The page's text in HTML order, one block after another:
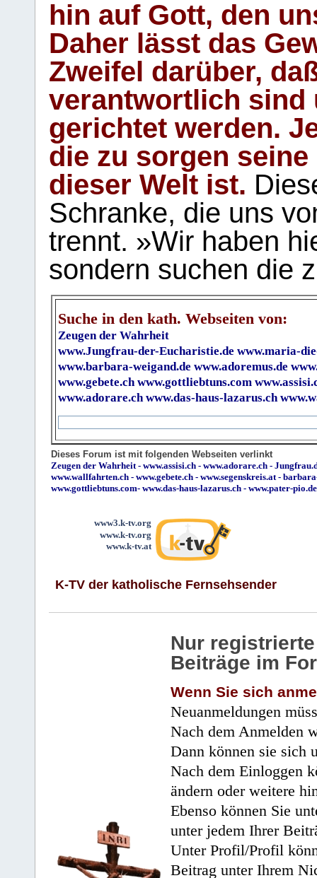
hin auf Gott, den
Daher lässt das
Zweifel darüber,
verantwortlich sind
gerichtet werden.
die zu sorgen
dieser Welt ist.
Schranke, die uns
trennt. »Wir haben
sondern suchen die
Suche in den kath. Webseiten von:
Zeugen der Wahrheit
www.Jungfrau-der-Eucharistie.de www.maria-
www.barbara-weigand.de www.adoremus.de
www.gebete.ch www.gottliebtuns.com
www.adorare.ch www.das-haus-lazarus.ch
Dieses Forum ist mit folgenden Webseiten verlinkt
Zeugen der Wahrheit - www.assisi.ch - www.adorare.ch -
www.wallfahrten.ch - www.gebete.ch - www.segenskreis.at -
www.gottliebtuns.com- www.das-haus-lazarus.ch - www.pater-pio.de
www3.k-tv.org
www.k-tv.org
www.k-tv.at
K-TV der katholische Fernsehsender
Nur
Beiträge im
Wenn Sie sich
Neuanmeldungen
Nach dem Anmelden
Dann können sie sich
Nach dem Einloggen
ändern oder weitere
Ebenso können Sie
unter jedem Ihrer
Unter Profil/Profil
Beitrag unter Ihrem